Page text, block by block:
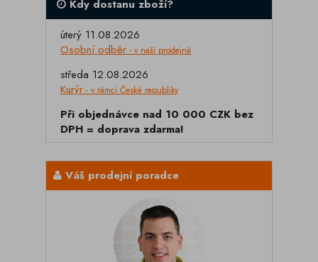
Kdy dostanu zboží?
úterý 11.08.2026
Osobní odběr - v naší prodejně
středa 12.08.2026
Kurýr - v rámci České republiky
Při objednávce nad 10 000 CZK bez
DPH = doprava zdarma!
Váš prodejní poradce